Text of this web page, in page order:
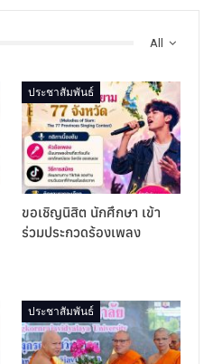
All
ประชาสัมพันธ์
ขอเชิญนิสิต นักศึกษา เข้า
ร่วมประกวดร้องเพลง
ประชาสัมพันธ์